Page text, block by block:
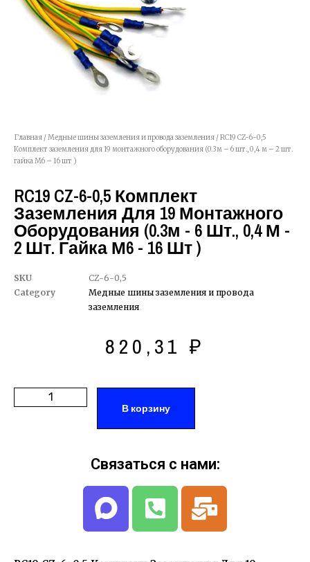
Главная /Медные шины заземления и провода заземления / RC19 CZ-6-0,5
Комплект заземления для 19 монтажного оборудования (0.3м – 6 шт., 0,4 м – 2 шт.
гайка М6 – 16 шт )
RC19 CZ-6-0,5 Комплект
Заземления Для 19 Монтажного
Оборудования (0.3м - 6 Шт., 0,4 М -
2 Шт. Гайка М6 - 16 Шт )
SKU
CZ-6-0,5
Category
Медные шины заземления и провода
заземления
820,31₽
В корзину
Связаться с нами: